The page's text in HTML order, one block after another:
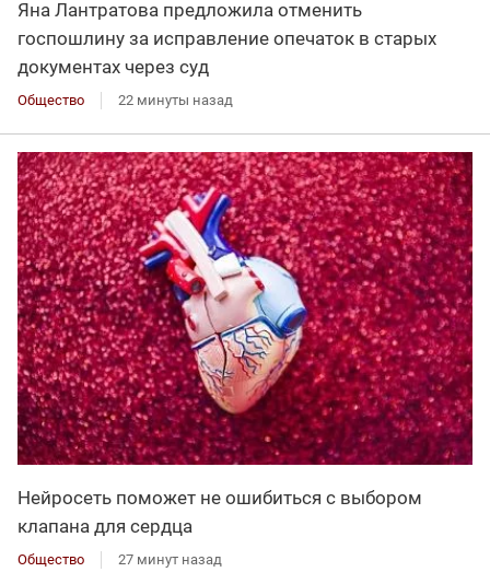
Яна Лантратова предложила отменить
госпошлину за исправление опечаток в старых
документах через суд
Общество 22 минуты назад
Нейросеть поможет не ошибиться с выбором
клапана для сердца
Общество 27 минут назад